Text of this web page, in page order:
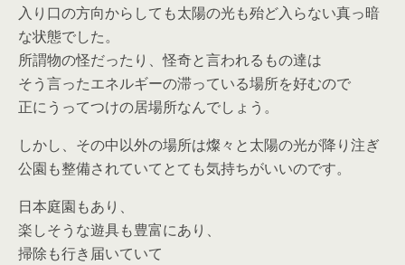
入り口の方向からしても太陽の光も殆ど入らない真っ暗
な状態でした。
所謂物の怪だったり、怪奇と言われるもの達は
そう言ったエネルギーの滞っている場所を好むので
正にうってつけの居場所なんでしょう。
しかし、その中以外の場所は燦々と太陽の光が降り注ぎ
公園も整備されていてとても気持ちがいいのです。
日本庭園もあり、
楽しそうな遊具も豊富にあり、
掃除も行き届いていて